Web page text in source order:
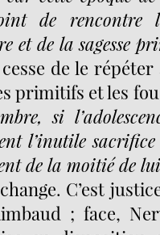
de rencontre
et de la sagesse
de le
primitifs et les
si
l’inutile
de la moitié de
C’est
; face,